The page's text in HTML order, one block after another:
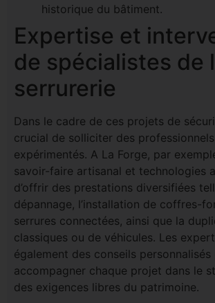
historique du bâtiment.
Expertise et
de spécialistes de
serrurerie
Dans le cadre de ces projets de
crucial de solliciter des professionnels
expérimentés. A La Forge, par
savoir-faire artisanal et technologies
d’offrir des prestations diversifiées
dépannage, l’installation de coffres-
serrures connectées, ainsi que la
classiques ou de véhicules. Les
également des conseils personnalisés
accompagner chaque projet dans le
des exigences libres du patrimoine.